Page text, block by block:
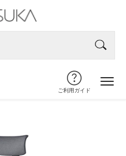
ご利用ガイド